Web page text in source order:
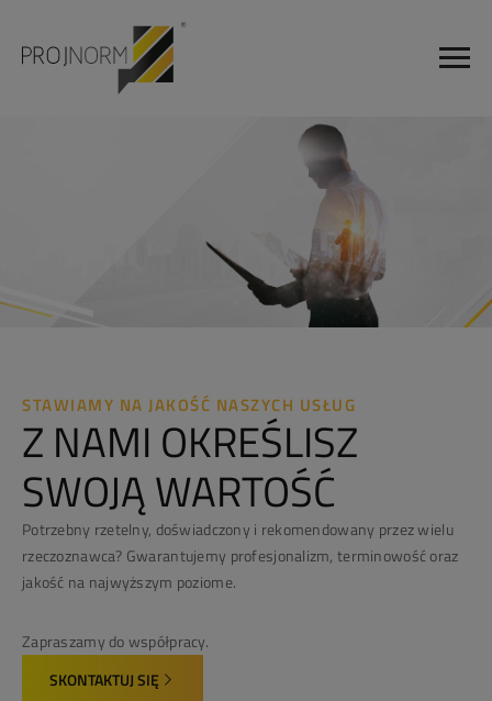
STAWIAMY NA JAKOŚĆ NASZYCH USŁUG
Z NAMI OKREŚLISZ
SWOJĄ WARTOŚĆ
Potrzebny rzetelny, doświadczony i rekomendowany przez wielu
rzeczoznawca? Gwarantujemy profesjonalizm, terminowość oraz
jakość na najwyższym poziome.
Zapraszamy do współpracy.
SKONTAKTUJ SIĘ